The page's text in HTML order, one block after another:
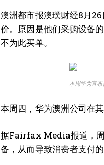
澳洲都市报澳璞财经8月
价。原因是他们采购设备
不为此买单。
本周华为宣
本周四，华为澳洲公司在
据Fairfax Media报道，周
备，从而导致消费者支付的